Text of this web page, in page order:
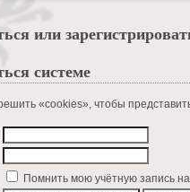
или
системе
«cookies», чтобы
Помнить мою учётную запись